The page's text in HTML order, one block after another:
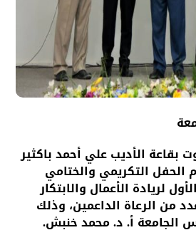
الأديب علي أحمد باكثير
الحفل التكريمي والختامي
لريادة الأعمال والابتكار
من الرعاة الداعمين، وذلك
الجامعة أ. د. محمد خنبش.